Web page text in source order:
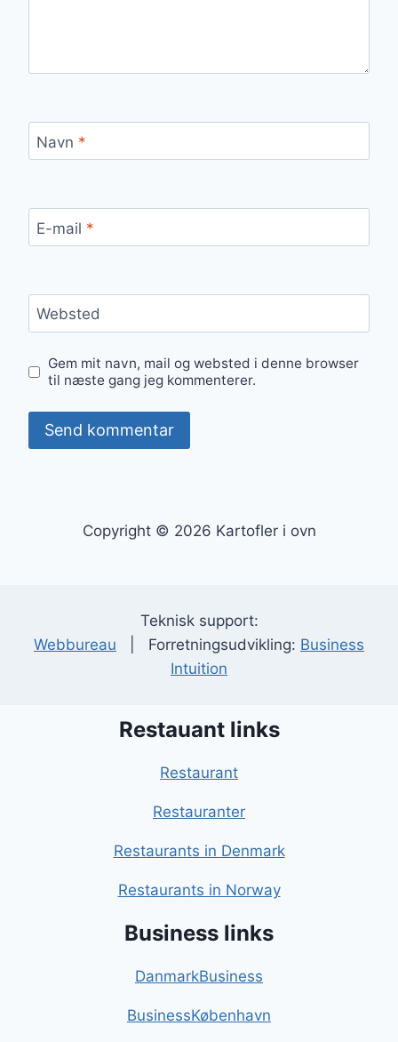
Navn *
E-mail *
Websted
Gem mit navn, mail og websted i denne browser
til næste gang jeg kommenterer.
Copyright © 2026 Kartofler i ovn
Teknisk support:
Webbureau | Forretningsudvikling: Business
Intuition
Restauant links
Restaurant
Restauranter
Restaurants in Denmark
Restaurants in Norway
Business links
DanmarkBusiness
BusinessKøbenhavn